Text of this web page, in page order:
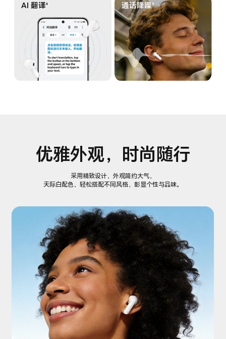
AI 翻译4 通话降噪5
优雅外观，时尚随行
采用精致设计，外观简约大气，
天际白配色，轻松搭配不同风格，彰显个性与品味。